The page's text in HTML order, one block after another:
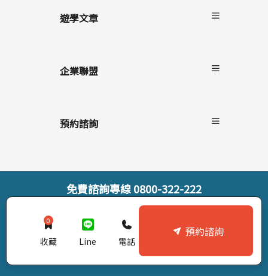
遊學文章
遊學懶人包
語言學校/生活
企業聯盟
上學院留學
遊學隨身秘書APP
預約諮詢
線上直接報名
索取遊學雜誌
免費諮詢專線0800-322-222
收藏
0
Line 電話
預約諮詢